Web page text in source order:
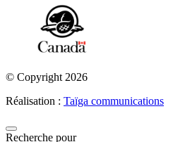
© Copyright 2026
Réalisation : Taïga communications
Recherche pour